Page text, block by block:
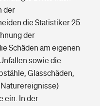
der
die Statistiker 25
der
Schäden am eigenen
sowie die
Glasschäden,
ein. In der